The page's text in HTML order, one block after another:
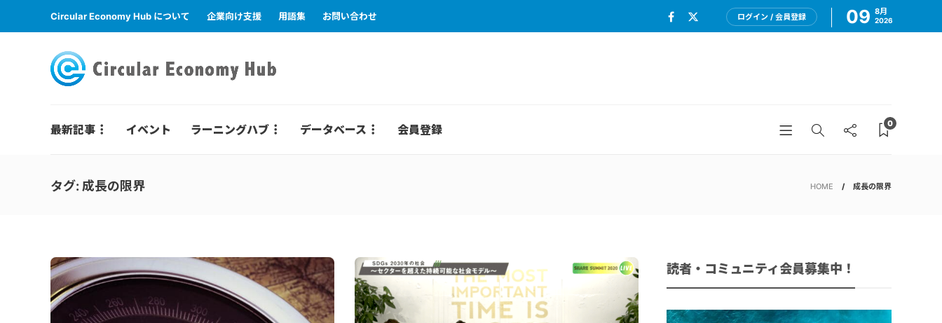
Circular Economy Hub について 企業向け支援 用語集 お問い合わせ ログイン / 会員登録 09 8月
2026
最新記事 イベント ラーニングハブ データベース 会員登録 0
タグ: 成長の限界 HOME 成長の限界
読者・コミュニティ会員募集中！